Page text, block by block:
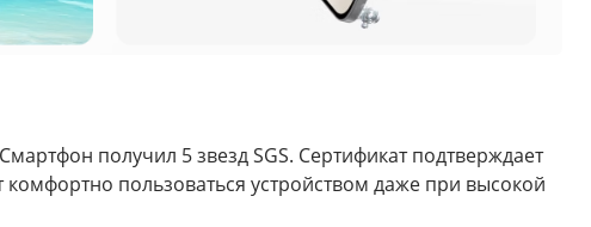
получил 5 звезд SGS. Сертификат подтверждает
пользоваться устройством даже при высокой